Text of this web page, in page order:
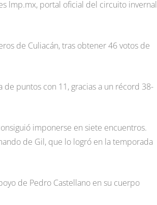
lmp.mx, portal oficial del circuito invernal
de Culiacán, tras obtener 46 votos de
puntos con 11, gracias a un récord 38-
imponerse en siete encuentros.
de Gil, que lo logró en la temporada
de Pedro Castellano en su cuerpo